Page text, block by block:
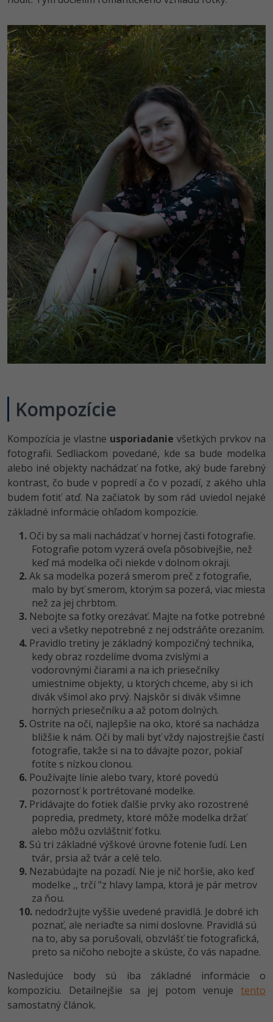
Kompozície
Kompozícia je vlastne usporiadanie všetkých prvkov na
fotografii. Sedliackom povedané, kde sa bude modelka
alebo iné objekty nachádzať na fotke, aký bude farebný
kontrast, čo bude v popredí a čo v pozadí, z akého uhla
budem fotiť atď. Na začiatok by som rád uviedol nejaké
základné informácie ohľadom kompozície.
1. Oči by sa mali nachádzať v hornej časti fotografie.
Fotografie potom vyzerá oveľa pôsobivejšie, než
keď má modelka oči niekde v dolnom okraji.
2.Ak sa modelka pozerá smerom preč z fotografie,
malo by byť smerom, ktorým sa pozerá, viac miesta
než za jej chrbtom.
3. Nebojte sa fotky orezávať. Majte na fotke potrebné
veci a všetky nepotrebné z nej odstráňte orezaním.
4. Pravidlo tretiny je základný kompozičný technika,
kedy obraz rozdelíme dvoma zvislými a
vodorovnými čiarami a na ich priesečníky
umiestnime objekty, u ktorých chceme, aby si ich
divák všimol ako prvý. Najskôr si divák všimne
horných priesečníku a až potom dolných.
5. Ostrite na oči, najlepšie na oko, ktoré sa nachádza
bližšie k nám. Oči by mali byť vždy najostrejšie častí
fotografie, takže si na to dávajte pozor, pokiaľ
fotíte s nízkou clonou.
6. Používajte línie alebo tvary, ktoré povedú
pozornosť k portrétované modelke.
7. Pridávajte do fotiek ďalšie prvky ako rozostrené
popredia, predmety, ktoré môže modelka držať
alebo môžu ozvláštniť fotku.
8. Sú tri základné výškové úrovne fotenie ľudí. Len
tvár, prsia až tvár a celé telo.
9. Nezabúdajte na pozadí. Nie je nič horšie, ako keď
modelke ,, trčí "z hlavy lampa, ktorá je pár metrov
za ňou.
10. nedodržujte vyššie uvedené pravidlá. Je dobré ich
poznať, ale neriaďte sa nimi doslovne. Pravidlá sú
na to, aby sa porušovali, obzvlášť tie fotografická,
preto sa ničoho nebojte a skúste, čo vás napadne.
Nasledujúce body sú iba základné informácie o
kompozíciu. Detailnejšie sa jej potom venuje tento
samostatný článok.